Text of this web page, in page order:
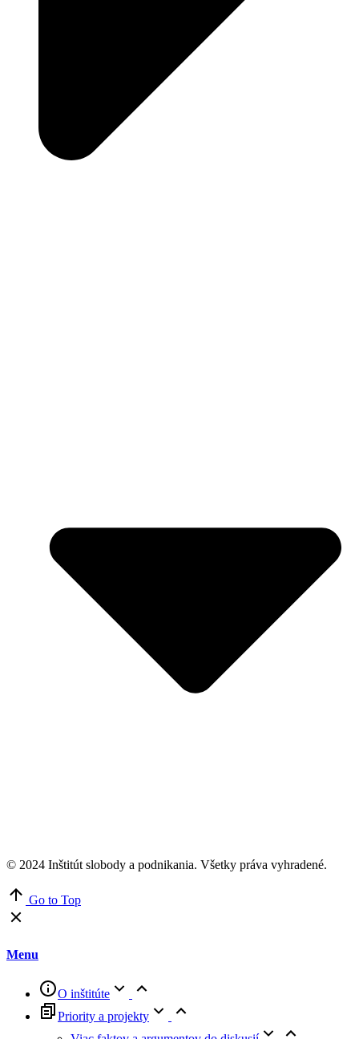
© 2024 Inštitút slobody a podnikania. Všetky práva vyhradené.
Go to Top
Menu
O inštitúte
Priority a projekty